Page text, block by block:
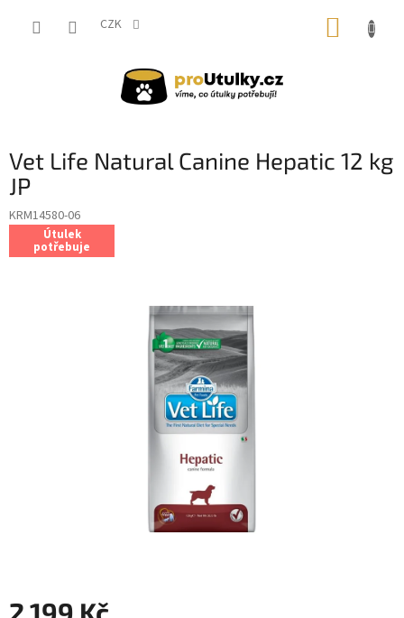
CZK
Vet Life Natural Canine Hepatic 12 kg
JP
KRM14580-06
Útulek
potřebuje